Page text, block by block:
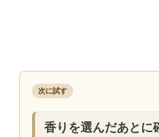
次に試す
香りを選んだあとに